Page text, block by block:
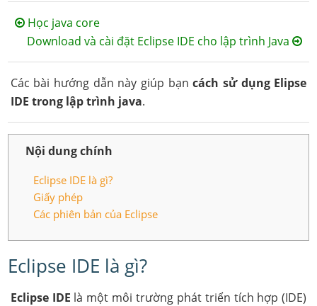
Học java core
Download và cài đặt Eclipse IDE cho lập trình Java
Các bài hướng dẫn này giúp bạncách sử dụng Elipse
IDE trong lập trình java.
Nội dung chính
Eclipse IDE là gì?
Giấy phép
Các phiên bản của Eclipse
Eclipse IDE là gì?
Eclipse IDE là một môi trường phát triển tích hợp (IDE)